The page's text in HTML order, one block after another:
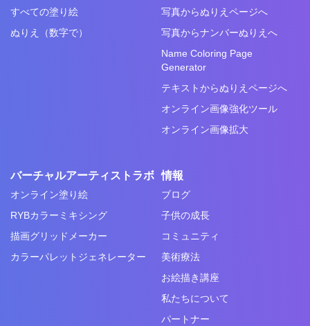
すべての塗り絵
ぬりえ（数字で）
写真からぬりえページへ
写真からナンバーぬりえへ
Name Coloring Page
Generator
テキストからぬりえページへ
オンライン画像強化ツール
オンライン画像拡大
バーチャルアーティストラボ
オンライン塗り絵
RYBカラーミキシング
描画グリッドメーカー
カラーパレットジェネレーター
情報
ブログ
子供の成長
コミュニティ
美術療法
お絵描き講座
私たちについて
パートナー